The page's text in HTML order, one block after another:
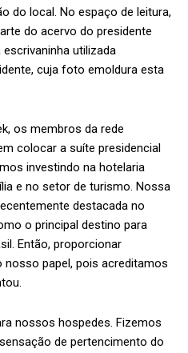
do local. No espaço de leitura,
do acervo do presidente
utilizada
cuja foto emoldura esta
os membros da rede
colocar a suíte presidencial
investindo na hotelaria
e no setor de turismo. Nossa
destacada no
o principal destino para
Então, proporcionar
papel, pois acreditamos
nossos hospedes. Fizemos
de pertencimento do